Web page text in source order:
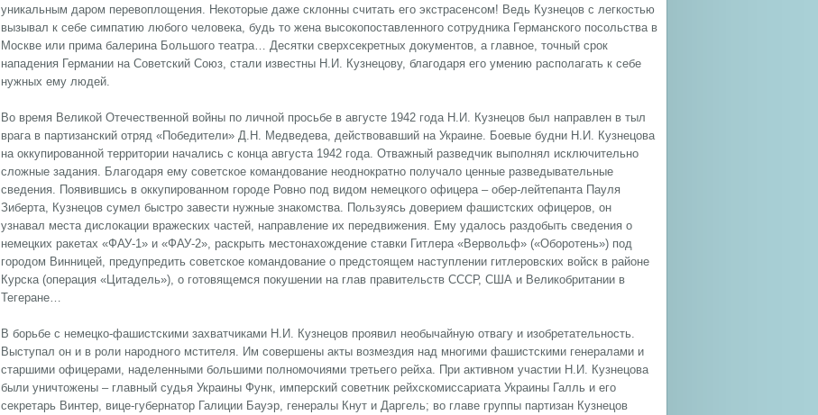
уникальным даром перевоплощения. Некоторые даже склонны считать его экстрасенсом! Ведь Кузнецов с легкостью
вызывал к себе симпатию любого человека, будь то жена высокопоставленного сотрудника Германского посольства в
Москве или прима балерина Большого театра… Десятки сверхсекретных документов, а главное, точный срок
нападения Германии на Советский Союз, стали известны Н.И. Кузнецову, благодаря его умению располагать к себе
нужных ему людей.
Во время Великой Отечественной войны по личной просьбе в августе 1942 года Н.И. Кузнецов был направлен в тыл
врага в партизанский отряд «Победители» Д.Н. Медведева, действовавший на Украине. Боевые будни Н.И. Кузнецова
на оккупированной территории начались с конца августа 1942 года. Отважный разведчик выполнял исключительно
сложные задания. Благодаря ему советское командование неоднократно получало ценные разведывательные
сведения. Появившись в оккупированном городе Ровно под видом немецкого офицера – обер-лейтепанта Пауля
Зиберта, Кузнецов сумел быстро завести нужные знакомства. Пользуясь доверием фашистских офицеров, он
узнавал места дислокации вражеских частей, направление их передвижения. Ему удалось раздобыть сведения о
немецких ракетах «ФАУ-1» и «ФАУ-2», раскрыть местонахождение ставки Гитлера «Вервольф» («Оборотень») под
городом Винницей, предупредить советское командование о предстоящем наступлении гитлеровских войск в районе
Курска (операция «Цитадель»), о готовящемся покушении на глав правительств СССР, США и Великобритании в
Тегеране…
В борьбе с немецко-фашистскими захватчиками Н.И. Кузнецов проявил необычайную отвагу и изобретательность.
Выступал он и в роли народного мстителя. Им совершены акты возмездия над многими фашистскими генералами и
старшими офицерами, наделенными большими полномочиями третьего рейха. При активном участии Н.И. Кузнецова
были уничтожены – главный судья Украины Функ, имперский советник рейхскомиссариата Украины Галль и его
секретарь Винтер, вице-губернатор Галиции Бауэр, генералы Кнут и Даргель; во главе группы партизан Кузнецов